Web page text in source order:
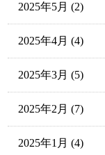
2025年5月 (2)
2025年4月 (4)
2025年3月 (5)
2025年2月 (7)
2025年1月 (4)